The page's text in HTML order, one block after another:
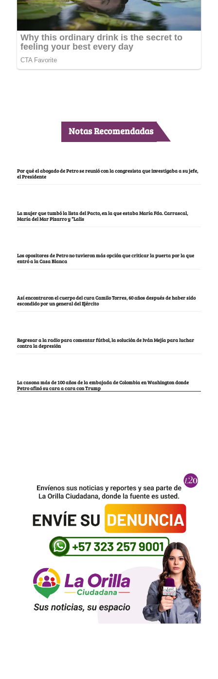
Notas Recomendadas
Por qué el abogado de Petro se reunió con la congresista que investigaba a su jefe,
el Presidente
La mujer que tumbó la lista del Pacto, en la que estaba María Fda. Carrascal,
María del Mar Pizarro y “Lalis
Los opositores de Petro no tuvieron más opción que criticar la puerta por la que
entró a la Casa Blanca
Así encontraron el cuerpo del cura Camilo Torres, 60 años después de haber sido
escondido por un general del Ejército
Regresar a la radio para comentar fútbol, la solución de Iván Mejía para luchar
contra la depresión
La casona más de 100 años de la embajada de Colombia en Washington donde
Petro afinó su cara a cara con Trump